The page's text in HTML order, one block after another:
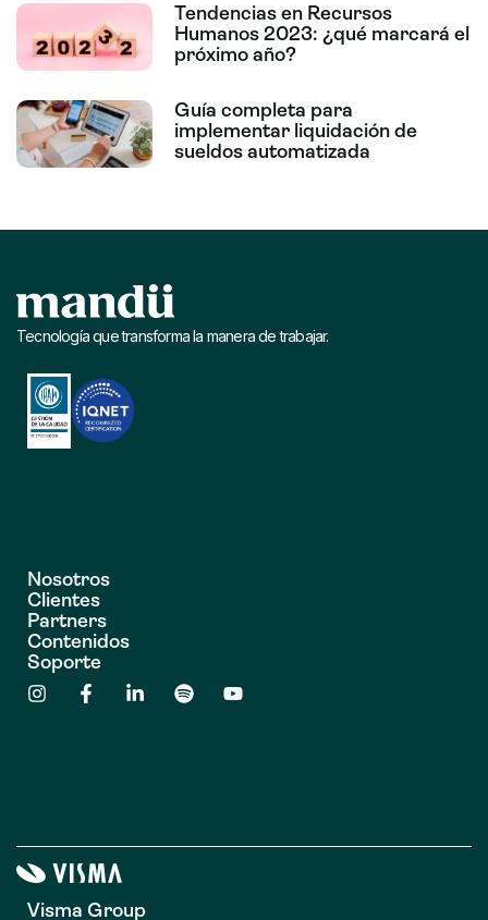
Tendencias en Recursos
Humanos 2023: ¿qué marcará el
próximo año?
Guía completa para
implementar liquidación de
sueldos automatizada
Tecnología que transforma la manera de trabajar.
Nosotros
Clientes
Partners
Contenidos
Soporte
Visma Group